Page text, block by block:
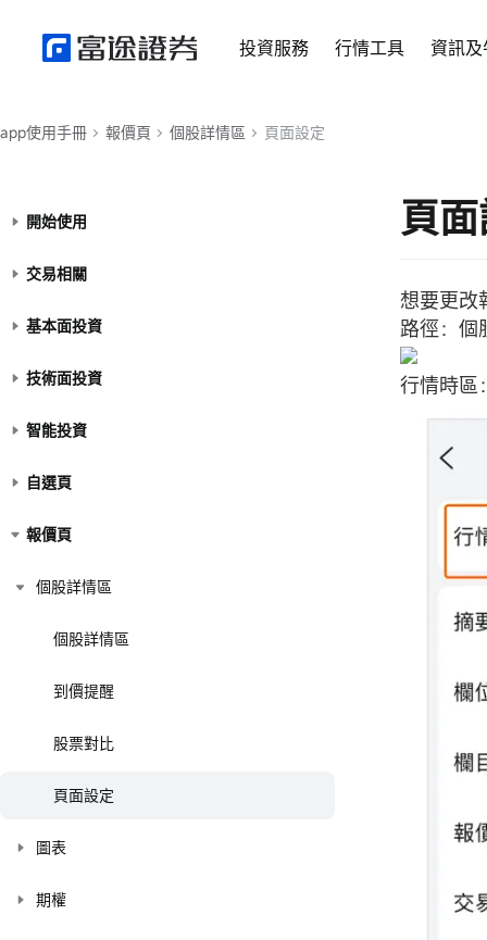
投資服務 行情工具 資訊
app使用手冊 報價頁 個股詳情區 頁面設定
開始使用
交易相關
基本面投資
技術面投資
智能投資
自選頁
報價頁
個股詳情區
個股詳情區
到價提醒
股票對比
頁面設定
圖表
期權
頁
想要更改
路徑：個
行情時區